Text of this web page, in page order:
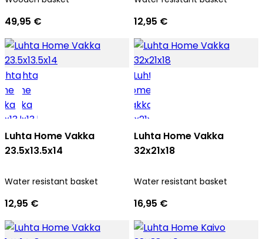
49,95 € 12,95 €
Luhta Home Vakka
23.5x13.5x14
Water resistant basket
12,95 €
Luhta Home Vakka
32x21x18
Water resistant basket
16,95 €